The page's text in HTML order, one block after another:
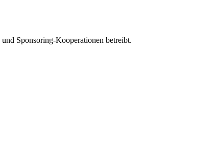
Sponsoring-Kooperationen betreibt.